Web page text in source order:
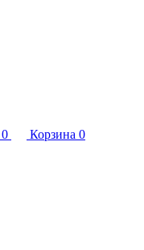
0 Корзина 0